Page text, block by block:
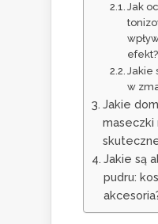
Jak
efekt?
Jakie
w
Jakie
maseczki
Jakie są
pudru: